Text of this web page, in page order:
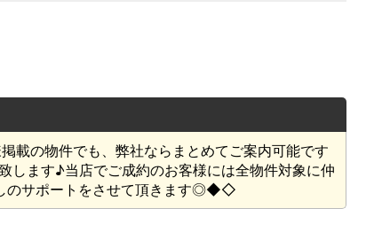
物件でも、弊社ならまとめてご案内可能です
ます♪当店でご成約のお客様には全物件対象に仲
のサポートをさせて頂きます◎◆◇